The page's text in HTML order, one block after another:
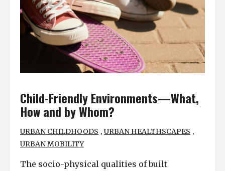
Child-Friendly Environments—What,
How and by Whom?
URBAN CHILDHOODS ,URBAN HEALTHSCAPES ,
URBAN MOBILITY
The socio-physical qualities of built